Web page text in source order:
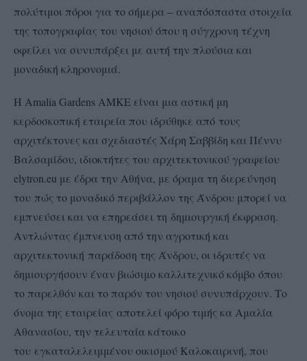
πολύτιμοι πόροι για το σήμερα – αναπόσπαστα στοιχεία
της τοπογραφίας του νησιού όπου η σύγχρονη τέχνη
οφείλει να συνυπάρξει με αυτή την πλούσια και
μοναδική κληρονομιά.
H Amalia Gardens ΑΜΚΕ είναι μια αστική μη
κερδοσκοπική εταιρεία που ιδρύθηκε από τους
αρχιτέκτονες και σχεδιαστές Χάρη Σαββίδη και Πέννυ
Βαλσαμίδου, ιδιοκτήτες του αρχιτεκτονικού γραφείου
elytron.eu με έδρα την Αθήνα, με όραμα τη διερεύνηση
του πώς το μοναδικό περιβάλλον της Άνδρου μπορεί να
εμπνεύσει και να επηρεάσει τη δημιουργική έκφραση.
Αντλώντας έμπνευση από την αγροτική και
αρχιτεκτονική παράδοση της Άνδρου, οι ιδρυτές να
δημιουργήσουν έναν βιώσιμο καλλιτεχνικό κόμβο όπου
το παρελθόν και το παρόν του νησιού συνυπάρχουν. Το
όνομα της εταιρείας αποτελεί φόρο τιμής κα Αμαλία
Αθανασίου, την τελευταία κάτοικο
του εγκαταλελειμμένου οικισμού Καλοκαιρινή, που